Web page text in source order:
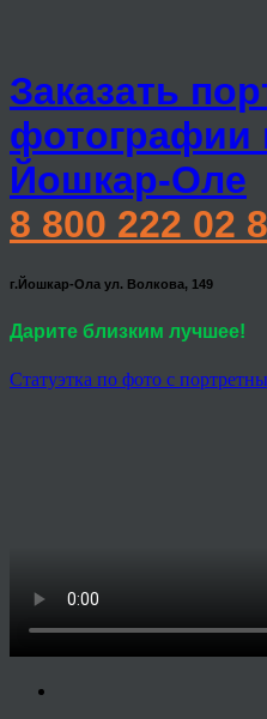
Заказать
фотографии
Йошкар-Оле
8 800 222 02
г.Йошкар-Ола ул. Волкова, 149
Дарите близким лучшее!
Статуэтка по фото с